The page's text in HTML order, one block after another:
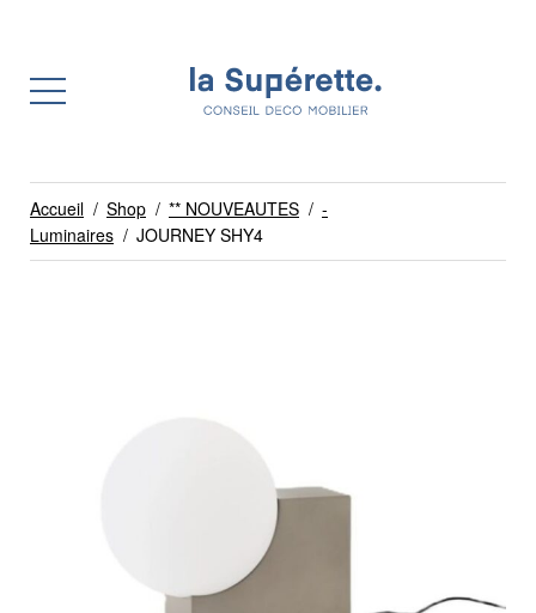
Accueil / Shop / ** NOUVEAUTES / -
Luminaires / JOURNEY SHY4